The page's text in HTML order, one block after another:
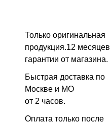
Оплата только после
Быстрая доставка по
Москве и МО
от 2 часов.
Только оригинальная
продукция.12 месяцев
гарантии от магазина.